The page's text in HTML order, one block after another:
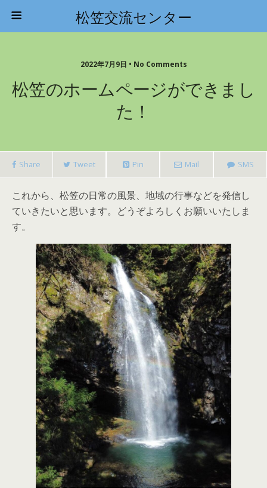
松笠交流センター
2022年7月9日 • No Comments
松笠のホームページができまし
た！
Share Tweet Pin Mail SMS
これから、松笠の日常の風景、地域の行事などを発信し
ていきたいと思います。どうぞよろしくお願いいたしま
す。